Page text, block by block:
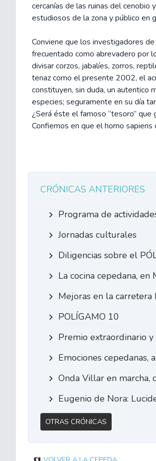
cercanías de las ruinas del
estudiosos de la zona y público en
Conviene que los investigadores
frecuentado como abrevadero por
divisar corzos, jabalíes, zorros,
tenaz como el presente 2002, el
constituyen, sin duda, un autentico
especies; seguramente en su día
¿Será éste el famoso “tesoro”
Confiemos en que el homo
CRÓNICAS ANTERIORES
Programa de
Jornadas culturales
Diligencias sobre el
La cocina cepedana, en
Mejoras en la carretera
POLÍGAMO 10
Premio extraordinario
Emociones cepedanas,
Onda Villar en marcha,
Eugenio de Nora:
Otras Crónicas